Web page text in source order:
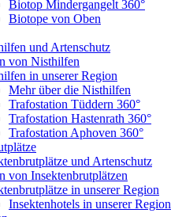
Biotop Mindergangelt 360°
Biotope von Oben
und Artenschutz
von Nisthilfen
in unserer Region
Mehr über die Nisthilfen
Trafostation Tüddern 360°
Trafostation Hastenrath 360°
Trafostation Aphoven 360°
und Artenschutz
von Insektenbrutplätzen
in unserer Region
Insektenhotels in unserer Region